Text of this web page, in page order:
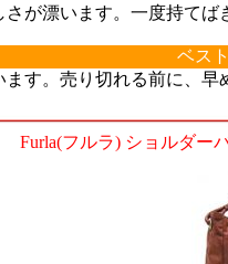
が漂います。一度持て
ベス
す。売り切れる前に、
Furla(フルラ) ショルダー